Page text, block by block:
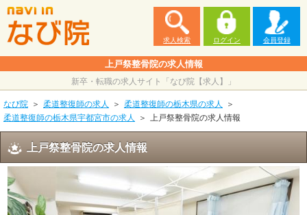
求人検索 ログイン 会員登録
上戸祭整骨院の求人情報
新卒・転職の求人サイト「なび院【求人】」
なび院
柔道整復師の求人
柔道整復師の栃木県の求人
柔道整復師の栃木県宇都宮市の求人
上戸祭整骨院の求人情報
上戸祭整骨院の求人情報